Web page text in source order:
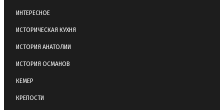
ИНТЕРЕСНОЕ
ИСТОРИЧЕСКАЯ КУХНЯ
ИСТОРИЯ АНАТОЛИИ
ИСТОРИЯ ОСМАНОВ
КЕМЕР
КРЕПОСТИ